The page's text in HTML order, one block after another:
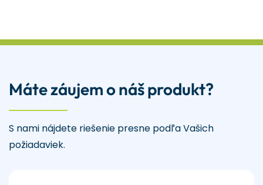
Máte záujem o náš produkt?
S nami nájdete riešenie presne podľa Vašich
požiadaviek.